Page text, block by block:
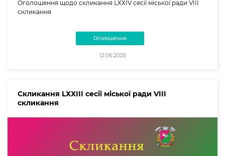
Оголошення щодо скликання LХХІV сесії міської ради VIII
скликання
Оголошення
12.06.2025
Скликання LХХІІІ сесії міської ради VIII
скликання